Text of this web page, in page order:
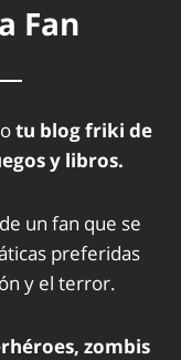
Fan
tu blog friki de
y libros.
un fan que se
preferidas
y el terror.
zombis